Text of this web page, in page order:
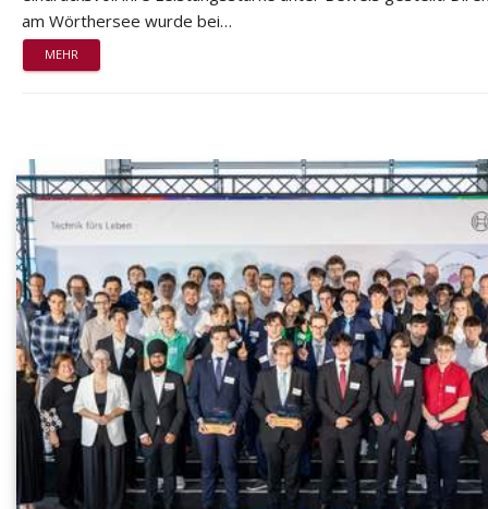
am Wörthersee wurde bei…
MEHR